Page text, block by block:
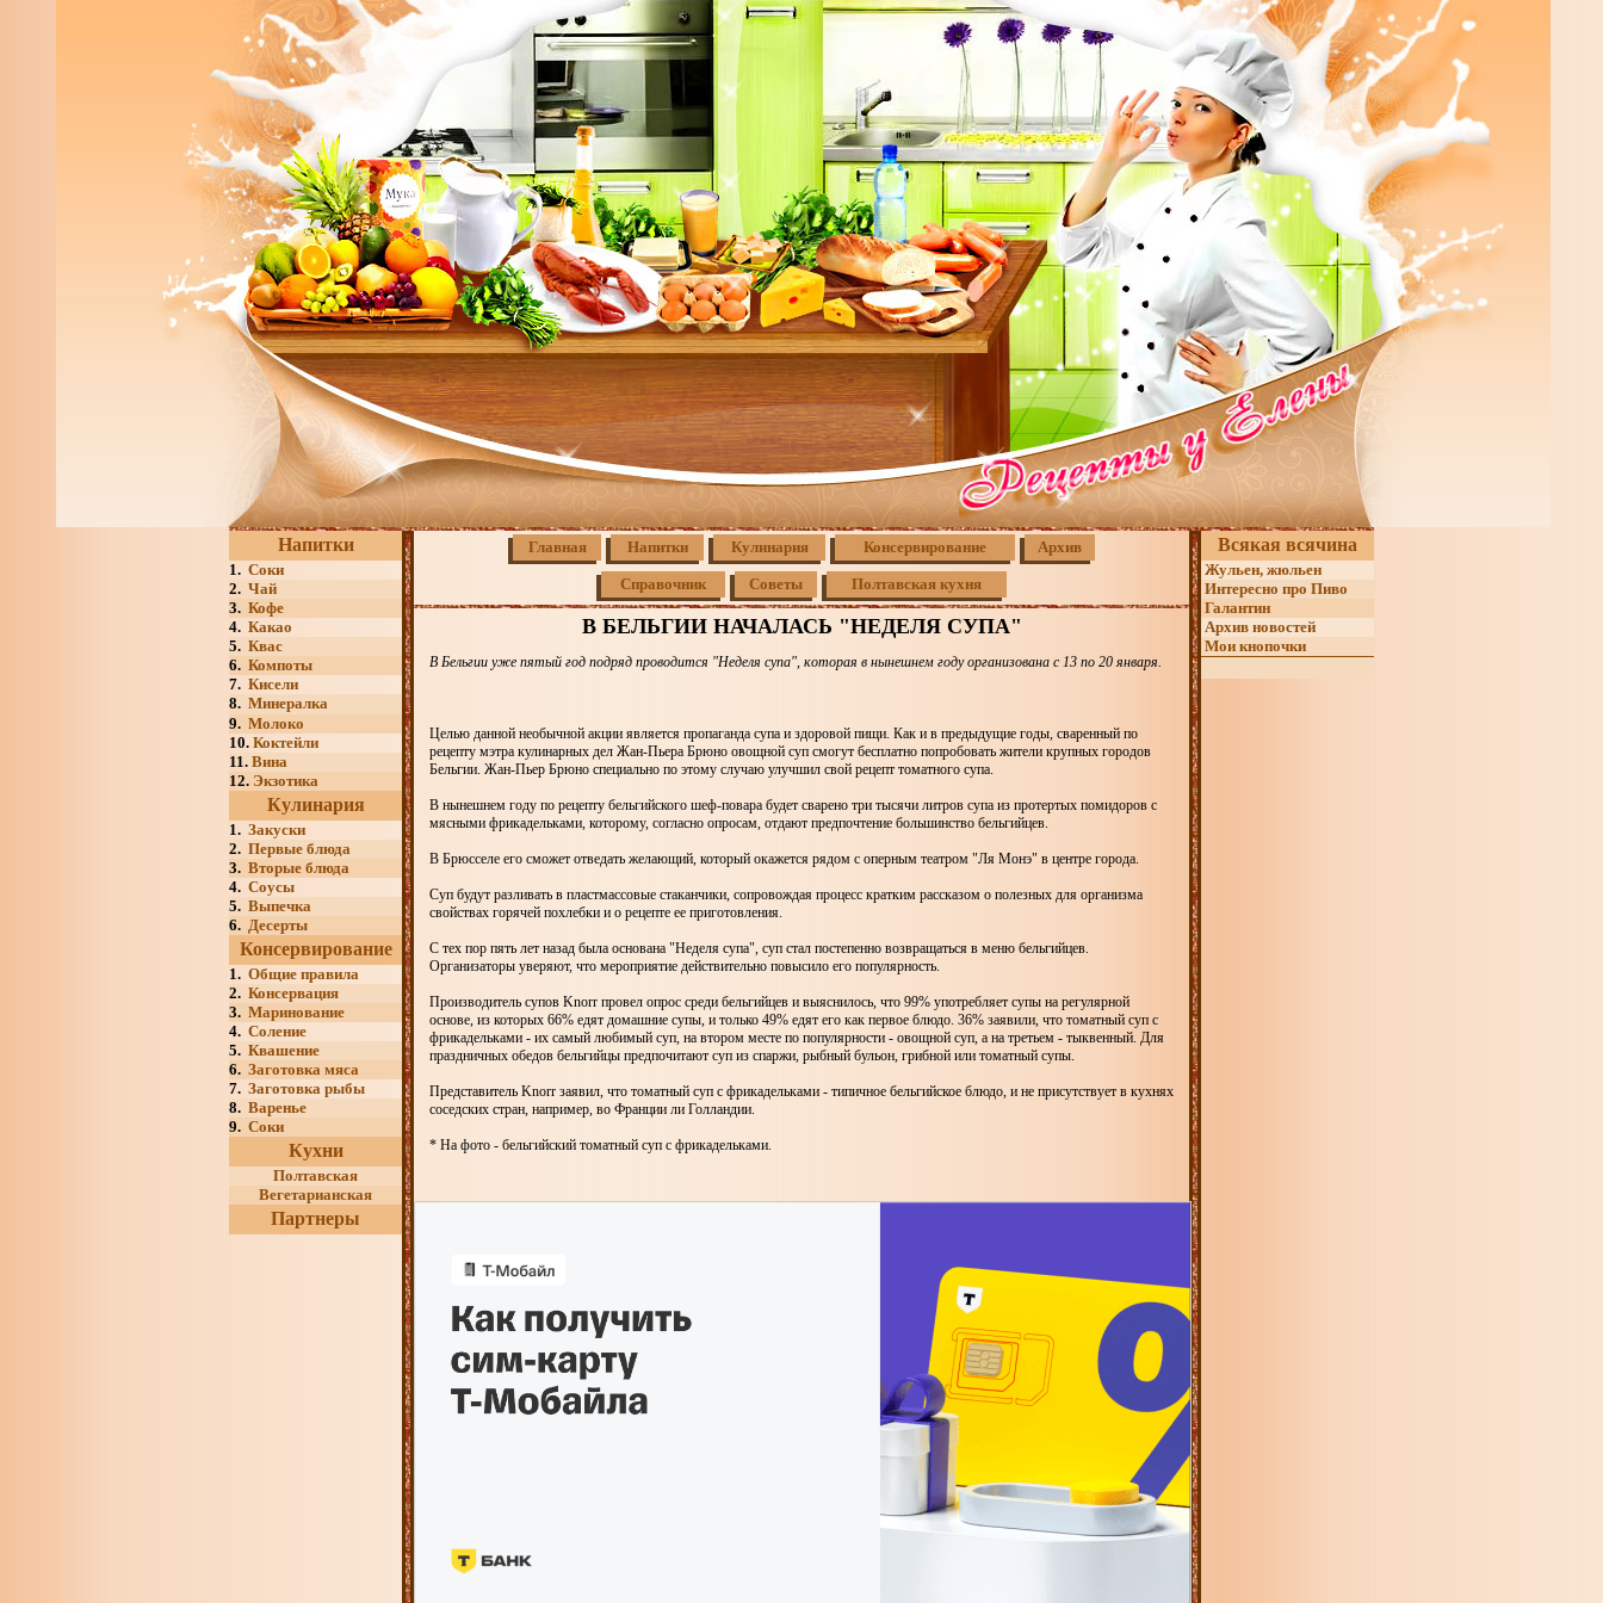
Напитки
1. Соки
2. Чай
3. Кофе
4. Какао
5. Квас
6. Компоты
7. Кисели
8. Минералка
9. Молоко
10. Коктейли
11. Вина
12. Экзотика
Кулинария
1. Закуски
2. Первые блюда
3. Вторые блюда
4. Соусы
5. Выпечка
6. Десерты
Консервирование
1. Общие правила
2. Консервация
3. Маринование
4. Соление
5. Квашение
6. Заготовка мяса
7. Заготовка рыбы
8. Варенье
9. Соки
Кухни
Полтавская
Вегетарианская
Партнеры
Главная Напитки Кулинария Консервирование Архив
Справочник Советы Полтавская кухня
В БЕЛЬГИИ НАЧАЛАСЬ "НЕДЕЛЯ СУПА"
В Бельгии уже пятый год подряд проводится "Неделя супа", которая в нынешнем году организована с 13 по 20 января.
Целью данной необычной акции является пропаганда супа и здоровой пищи. Как и в предыдущие годы, сваренный по
рецепту мэтра кулинарных дел Жан-Пьера Брюно овощной суп смогут бесплатно попробовать жители крупных городов
Бельгии. Жан-Пьер Брюно специально по этому случаю улучшил свой рецепт томатного супа.
В нынешнем году по рецепту бельгийского шеф-повара будет сварено три тысячи литров супа из протертых помидоров с
мясными фрикадельками, которому, согласно опросам, отдают предпочтение большинство бельгийцев.
В Брюсселе его сможет отведать желающий, который окажется рядом с оперным театром "Ля Монэ" в центре города.
Суп будут разливать в пластмассовые стаканчики, сопровождая процесс кратким рассказом о полезных для организма
свойствах горячей похлебки и о рецепте ее приготовления.
С тех пор пять лет назад была основана "Неделя супа", суп стал постепенно возвращаться в меню бельгийцев.
Организаторы уверяют, что мероприятие действительно повысило его популярность.
Производитель супов Knorr провел опрос среди бельгийцев и выяснилось, что 99% употребляет супы на регулярной
основе, из которых 66% едят домашние супы, и только 49% едят его как первое блюдо. 36% заявили, что томатный суп с
фрикадельками - их самый любимый суп, на втором месте по популярности - овощной суп, а на третьем - тыквенный. Для
праздничных обедов бельгийцы предпочитают суп из спаржи, рыбный бульон, грибной или томатный супы.
Представитель Knorr заявил, что томатный суп с фрикадельками - типичное бельгийское блюдо, и не присутствует в кухнях
соседских стран, например, во Франции ли Голландии.
* На фото - бельгийский томатный суп с фрикадельками.
Всякая всячина
Жульен, жюльен
Интересно про Пиво
Галантин
Архив новостей
Мои кнопочки